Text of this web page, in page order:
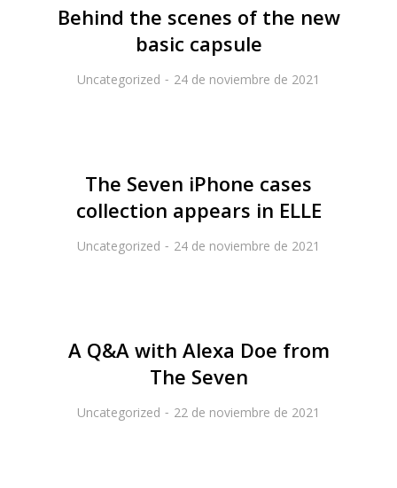
Behind the scenes of the new
basic capsule
Uncategorized 24 de noviembre de 2021
The Seven iPhone cases
collection appears in ELLE
Uncategorized 24 de noviembre de 2021
A Q&A with Alexa Doe from
The Seven
Uncategorized 22 de noviembre de 2021